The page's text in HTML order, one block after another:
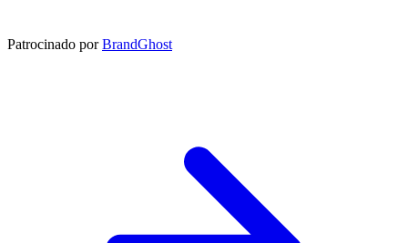
Patrocinado por BrandGhost